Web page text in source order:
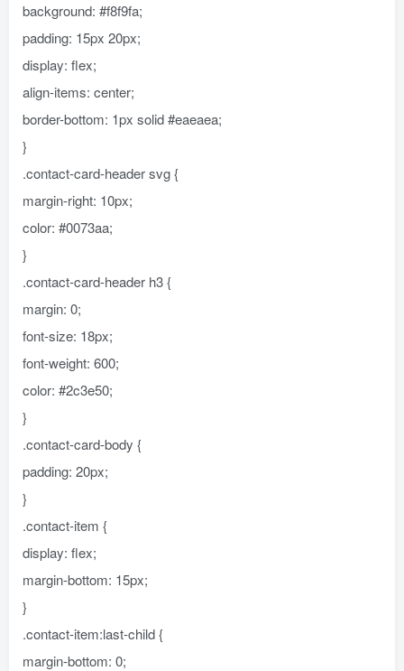
background: #f8f9fa;
padding: 15px 20px;
display: flex;
align-items: center;
border-bottom: 1px solid #eaeaea;
}
.contact-card-header svg {
margin-right: 10px;
color: #0073aa;
}
.contact-card-header h3 {
margin: 0;
font-size: 18px;
font-weight: 600;
color: #2c3e50;
}
.contact-card-body {
padding: 20px;
}
.contact-item {
display: flex;
margin-bottom: 15px;
}
.contact-item:last-child {
margin-bottom: 0;